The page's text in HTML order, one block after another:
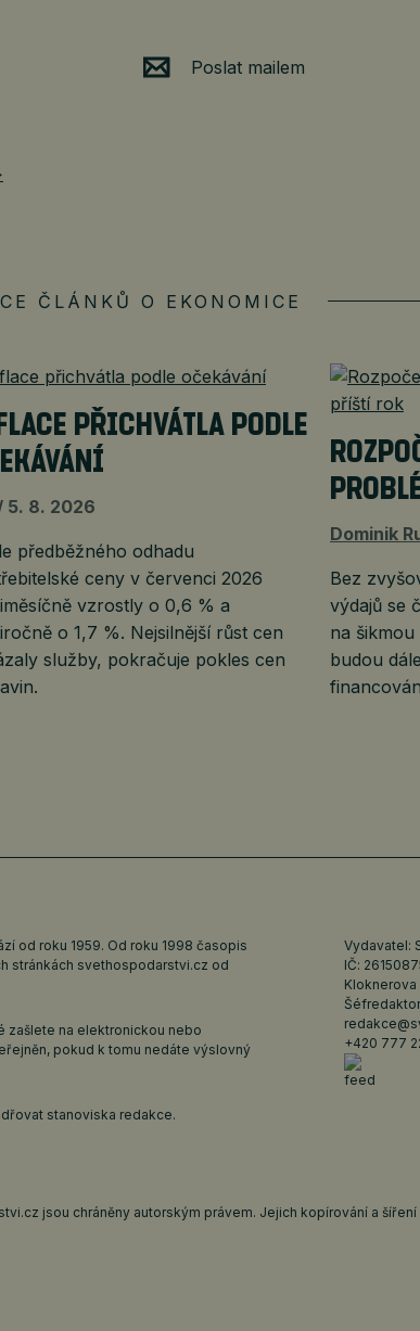
Poslat mailem
ČLÁNKŮ O EKONOMICE
PŘICHVÁTLA PODLE
5. 8. 2026
předběžného odhadu
ceny v červenci 2026
vzrostly o 0,6 % a
o 1,7 %. Nejsilnější růst cen
služby, pokračuje pokles cen
Dominik
Bez
výdajů se
na
budou
od roku 1959. Od roku 1998 časopis
stránkách svethospodarstvi.cz od
zašlete na elektronickou nebo
pokud k tomu nedáte výslovný
stanoviska redakce.
Vydavatel:
IČ:
Kloknerova
+420 777
jsou chráněny autorským právem. Jejich kopírování a